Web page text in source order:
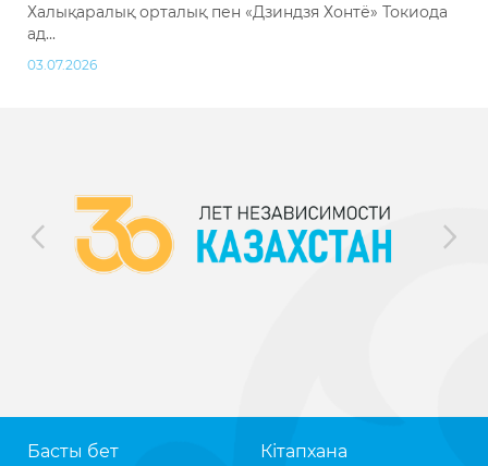
Халықаралық орталық пен «Дзиндзя Хонтё» Токиода
ад...
03.07.2026
Басты бет
Кітапхана